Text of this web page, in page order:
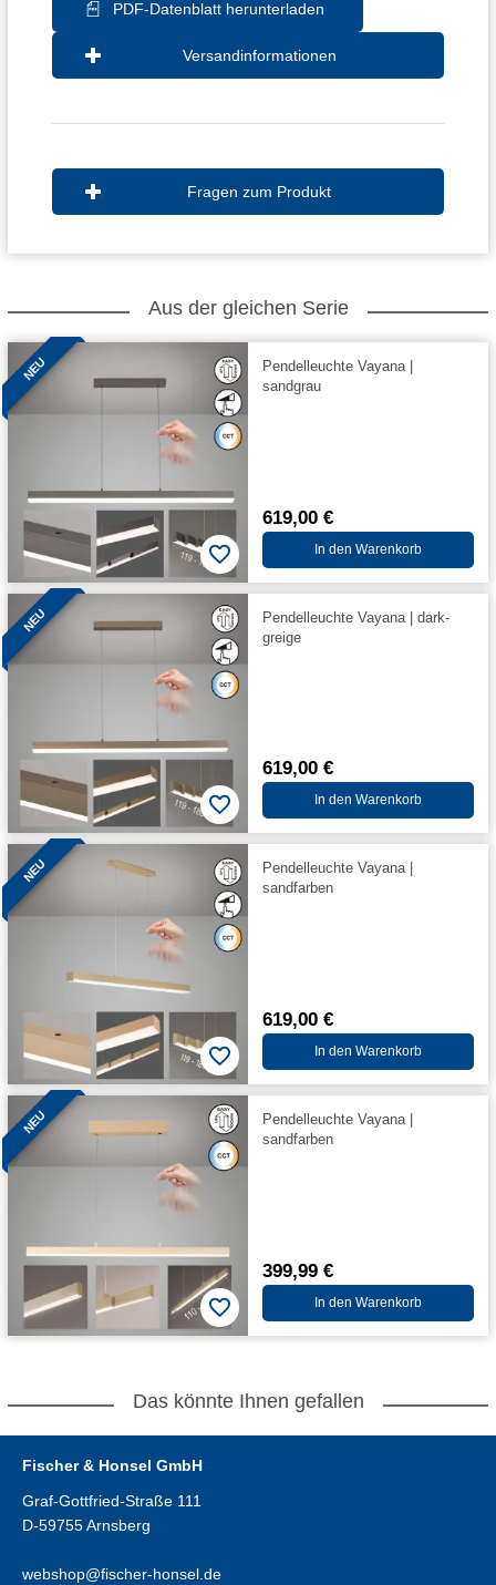
PDF-Datenblatt herunterladen
Versandinformationen
Fragen zum Produkt
Aus der gleichen Serie
NEU
Pendelleuchte Vayana |
sandgrau
619,00 €
In den Warenkorb
NEU
Pendelleuchte Vayana | dark-
greige
619,00 €
In den Warenkorb
NEU
Pendelleuchte Vayana |
sandfarben
619,00 €
In den Warenkorb
NEU
Pendelleuchte Vayana |
sandfarben
399,99 €
In den Warenkorb
Das könnte Ihnen gefallen
Fischer & Honsel GmbH
Graf-Gottfried-Straße 111
D-59755 Arnsberg
webshop@fischer-honsel.de